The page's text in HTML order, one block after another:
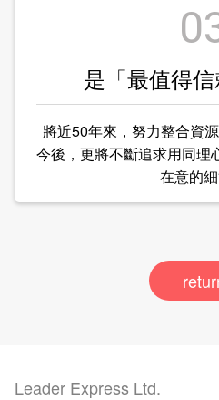
是「最值得
將近50年來，努力整合資
今後，更將不斷追求用同理
在意的細
Leader Express Ltd.